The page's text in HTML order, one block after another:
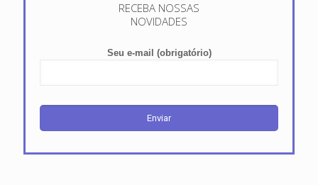
RECEBA NOSSAS
NOVIDADES
Seu e-mail (obrigatório)